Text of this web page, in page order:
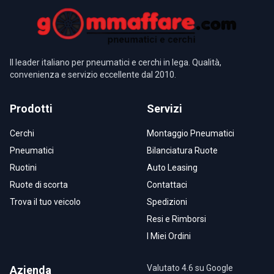
Il leader italiano per pneumatici e cerchi in lega. Qualità,
convenienza e servizio eccellente dal 2010.
Prodotti
Cerchi
Pneumatici
Ruotini
Ruote di scorta
Trova il tuo veicolo
Servizi
Montaggio Pneumatici
Bilanciatura Ruote
Auto Leasing
Contattaci
Spedizioni
Resi e Rimborsi
I Miei Ordini
Azienda Valutato 4.6 su Google